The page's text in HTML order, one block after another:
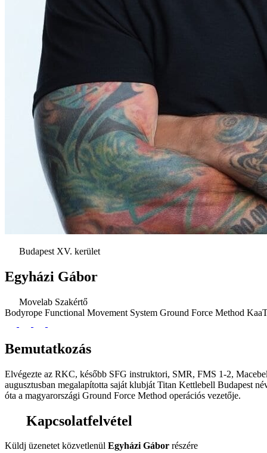
Budapest XV. kerület
Egyházi Gábor
Movelab Szakértő
Bodyrope Functional Movement System Ground Force Method
Bemutatkozás
Elvégezte az RKC, később SFG instruktori, SMR, FMS 1-2,
augusztusban megalapította saját klubját Titan Kettlebell Budapest
óta a magyarországi Ground Force Method operációs vezetője.
Kapcsolatfelvétel
Küldj üzenetet közvetlenül Egyházi Gábor részére